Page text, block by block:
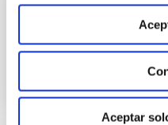
Aceptar
Prevenir y corregir
Solución óptima para